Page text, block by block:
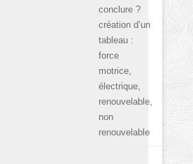
conclure ?
création d’un
tableau :
force
motrice,
électrique,
renouvelable,
non
renouvelable